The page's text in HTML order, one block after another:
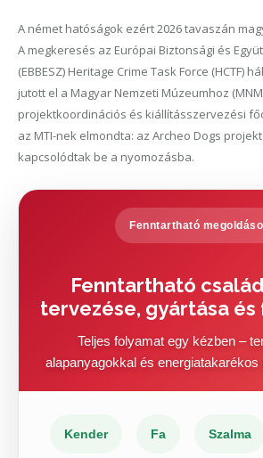
A német hatóságok ezért 2026 tavaszán
A megkeresés az Európai Biztonsági és
(EBBESZ) Heritage Crime Task Force (HCTF)
jutott el a Magyar Nemzeti Múzeumhoz
projektkoordinációs és kiállításszervezési
az MTI-nek elmondta: az Archeo Dogs
kapcsolódtak be a nyomozásba.
Fenntartható
Fenntartható
tervezése, gyártása
Teljes folyamat egy kézben –
alapanyagokkal és energiatakarékos
Kender Fa Szalma